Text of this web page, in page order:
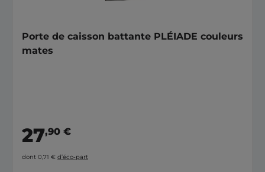
Porte de caisson battante PLÉIADE couleurs
mates
27,90 €
dont 0,71 € d’éco-part